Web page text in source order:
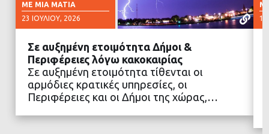
ΜΕ ΜΙΑ ΜΑΤΙΆ
23 ΙΟΥΛΊΟΥ, 2026
ΔΙΑΒΑΣΤΕ ΠΕΡΙΣΣΟΤΕΡΑ
Σε αυξημένη ετοιμότητα Δήμοι &
Περιφέρειες λόγω κακοκαιρίας
Σε αυξημένη ετοιμότητα τίθενται οι
αρμόδιες κρατικές υπηρεσίες, οι
Περιφέρειες και οι Δήμοι της χώρας,…
16